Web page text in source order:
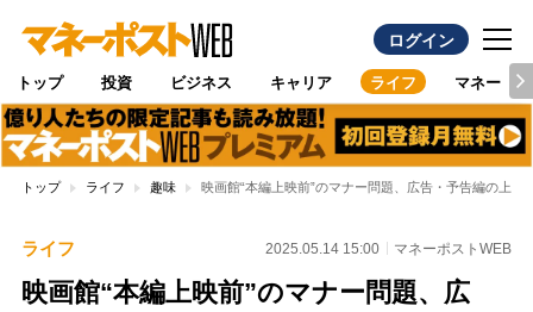
ログイン
トップ 投資 ビジネス キャリア ライフ マネー
トップ ライフ 趣味 映画館“本編上映前”のマナー問題、広告・予告編の上
ライフ 2025.05.14 15:00 マネーポストWEB
映画館“本編上映前”のマナー問題、広